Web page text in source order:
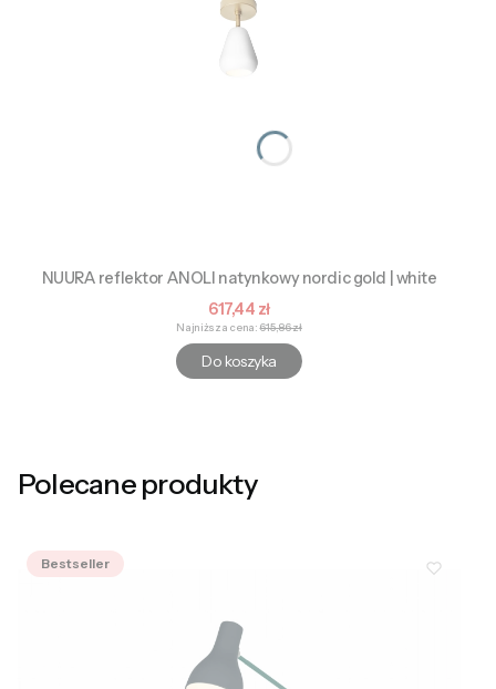
NUURA reflektor ANOLI natynkowy nordic gold | white
Cena promocyjna
617,44 zł
Najniższa cena: 615,86 zł
Do koszyka
Polecane produkty
Bestseller